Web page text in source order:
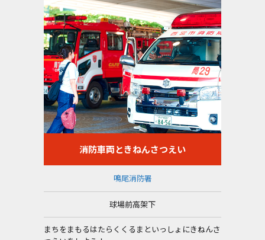
消防車両ときねんさつえい
鳴尾消防署
球場前高架下
まちをまもるはたらくくるまといっしょにきねんさ